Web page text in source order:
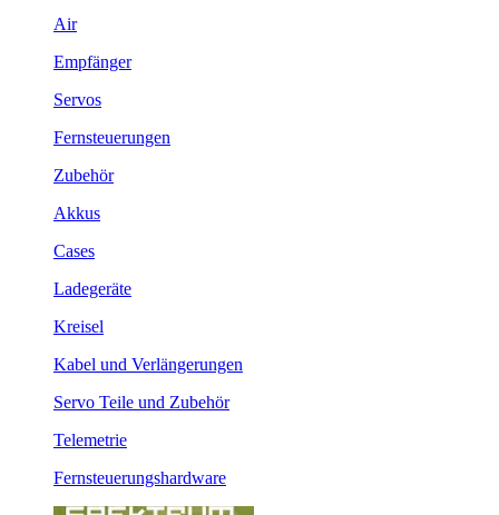
Air
Empfänger
Servos
Fernsteuerungen
Zubehör
Akkus
Cases
Ladegeräte
Kreisel
Kabel und Verlängerungen
Servo Teile und Zubehör
Telemetrie
Fernsteuerungshardware